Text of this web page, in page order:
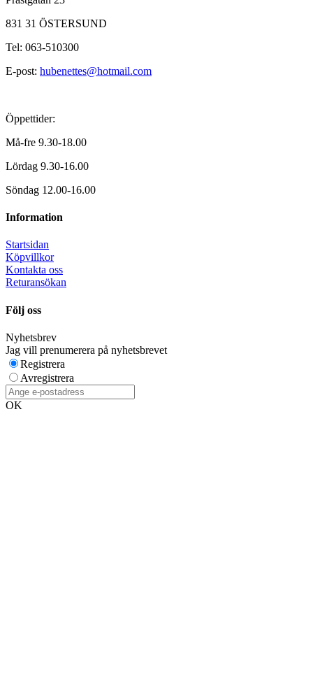
831 31 ÖSTERSUND
Tel: 063-510300
E-post: hubenettes@hotmail.com
Öppettider:
Må-fre 9.30-18.00
Lördag 9.30-16.00
Söndag 12.00-16.00
Information
Startsidan
Köpvillkor
Kontakta oss
Returansökan
Följ oss
Nyhetsbrev
Jag vill prenumerera på nyhetsbrevet
Registrera
Avregistrera
OK